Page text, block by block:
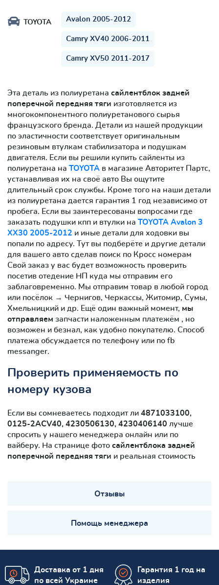
TOYOTA Avalon 2005-2012
Camry XV40 2006-2011
Camry XV50 2011-2017
Эта деталь из полиуретана сайлентблок задней
поперечной передняя тяги изготовляется из
многокомпонентного полиуретанового сырья
французского бренда. Детали из нашей продукции
по эластичности соответствует оригинальным
резиновым втулкам стабилизатора и подушкам
двигателя. Если вы решили купить сайленты из
полиуретана на TOYOTA в магазине Авторитет Партс,
устанавливая их на своё авто Вы ощутите
длительный срок службы. Кроме того на наши детали
из полиуретана дается гарантия 1 год независимо от
пробега. Если вы заинтересованы вопросами где
заказать подушки кпп и втулки на TOYOTA Avalon 3
XX30 2005-2012 и иные детали для ходовки вы
попали по адресу. Тут вы подберёте и другие детали
для вашего авто сделав поиск по Кросс номерам
Свой заказ у вас будет возможность проверить
посетив отедение НП куда мы отправим его
заблаговременно. Мы отправим товар в любой город
или посёлок → Чернигов, Черкассы, Житомир, Сумы,
Хмельницкий и др. Ещё один важный момент, мы
отправляем запчасти наложенным платежём , но
возможен и безнал, как удобно покупателю. Способ
платежа обсуждается по телефону или по fb
messanger.
Проверить применяемость по
номеру кузова
Если вы сомневаетесь подходит ли 4871033100,
0125-2ACV40, 4230506130, 4230406140 лучше
спросить у нашего менеджера онлайн или по
вайберу. На странице фото сайлентблокa задней
поперечной передняя тяги и реальная стоимость
Отзывы
Помощь менеджера
Доставка от 1 дня
по всей Украине
Гарантия 1 год на
изделия